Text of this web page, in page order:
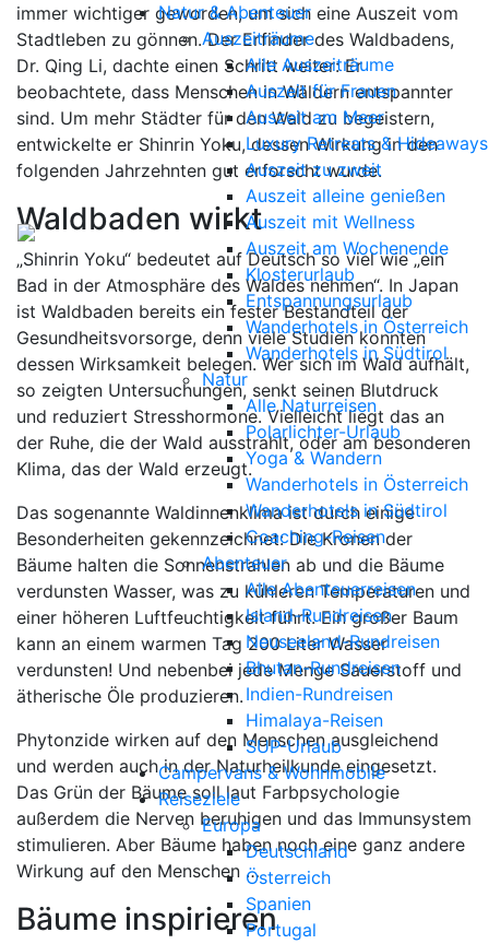
Natur & Abenteuer
Auszeiträume
Alle Auszeiträume
Auszeit für Frauen
Auszeit am Meer
Luxury Retreats & Hideaways
Auszeit zu zweit
Auszeit alleine genießen
Auszeit mit Wellness
Auszeit am Wochenende
Klosterurlaub
Entspannungsurlaub
Wanderhotels in Österreich
Wanderhotels in Südtirol
Natur
Alle Naturreisen
Polarlichter-Urlaub
Yoga & Wandern
Wanderhotels in Österreich
Wanderhotels in Südtirol
Coaching-Reisen
Abenteuer
Alle Abenteuerreisen
Island-Rundreisen
Neuseeland-Rundreisen
Bhutan-Rundreisen
Indien-Rundreisen
Himalaya-Reisen
SUP-Urlaub
Campervans & Wohnmobile
Reiseziele
Europa
Deutschland
Österreich
Spanien
Portugal
immer wichtiger geworden, um sich eine Auszeit vom
Stadtleben zu gönnen. Der Erfinder des Waldbadens,
Dr. Qing Li, dachte einen Schritt weiter: Er
beobachtete, dass Menschen in Wäldern entspannter
sind. Um mehr Städter für den Wald zu begeistern,
entwickelte er Shinrin Yoku, dessen Wirkung in den
folgenden Jahrzehnten gut erforscht wurde.
Waldbaden wirkt
„Shinrin Yoku“ bedeutet auf Deutsch so viel wie „ein
Bad in der Atmosphäre des Waldes nehmen“. In Japan
ist Waldbaden bereits ein fester Bestandteil der
Gesundheitsvorsorge, denn viele Studien konnten
dessen Wirksamkeit belegen. Wer sich im Wald aufhält,
so zeigten Untersuchungen, senkt seinen Blutdruck
und reduziert Stresshormone. Vielleicht liegt das an
der Ruhe, die der Wald ausstrahlt, oder am besonderen
Klima, das der Wald erzeugt.
Das sogenannte Waldinnenklima ist durch einige
Besonderheiten gekennzeichnet: Die Kronen der
Bäume halten die Sonnenstrahlen ab und die Bäume
verdunsten Wasser, was zu kühleren Temperaturen und
einer höheren Luftfeuchtigkeit führt. Ein großer Baum
kann an einem warmen Tag 200 Liter Wasser
verdunsten! Und nebenbei jede Menge Sauerstoff und
ätherische Öle produzieren.
Phytonzide wirken auf den Menschen ausgleichend
und werden auch in der Naturheilkunde eingesetzt.
Das Grün der Bäume soll laut Farbpsychologie
außerdem die Nerven beruhigen und das Immunsystem
stimulieren. Aber Bäume haben noch eine ganz andere
Wirkung auf den Menschen …
Bäume inspirieren